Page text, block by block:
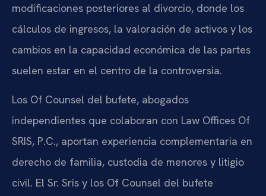
modificaciones posteriores al divorcio, donde los
cálculos de ingresos, la valoración de activos y los
cambios en la capacidad económica de las partes
suelen estar en el centro de la controversia.
Los Of Counsel del bufete, abogados
independientes que colaboran con Law Offices Of
SRIS, P.C., aportan experiencia complementaria en
derecho de familia, custodia de menores y litigio
civil. El Sr. Sris y los Of Counsel del bufete